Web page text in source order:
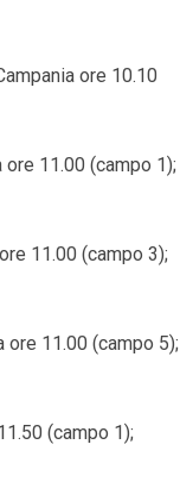
ore 10.10
11.00 (campo 1);
11.00 (campo 3);
ore 11.00 (campo 5);
(campo 1);